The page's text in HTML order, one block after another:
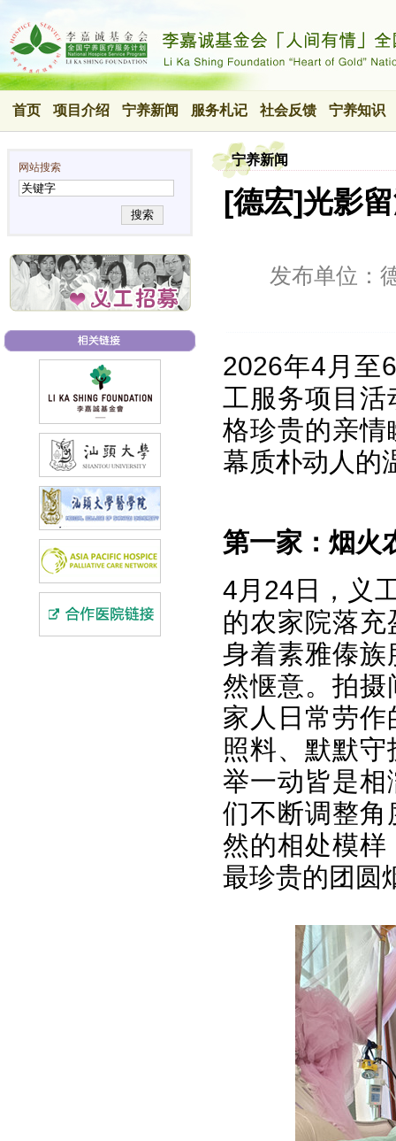
首页 项目介绍 宁养新闻 服务札记 社会反馈 宁养知识
网站搜索
搜索
宁养新闻
[德宏]光影
发布单位：
2026年4月至
工服务项目
格珍贵的亲
幕质朴动人的
第一家： 烟火
4月24日，义
的农家院落
身着素雅傣
然惬意。拍
家人日常劳
照料、默默
举一动皆是
们不断调整
然的相处模
最珍贵的团圆